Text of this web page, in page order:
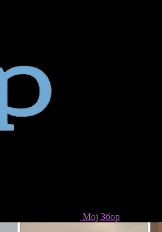
Мој Збор